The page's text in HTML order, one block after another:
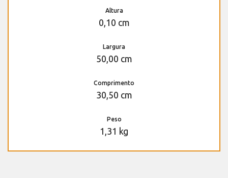
Altura
0,10 cm
Largura
50,00 cm
Comprimento
30,50 cm
Peso
1,31 kg